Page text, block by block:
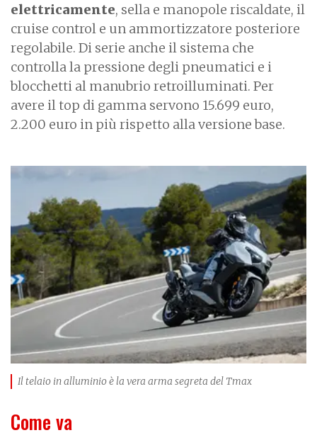
elettricamente, sella e manopole riscaldate, il
cruise control e un ammortizzatore posteriore
regolabile. Di serie anche il sistema che
controlla la pressione degli pneumatici e i
blocchetti al manubrio retroilluminati. Per
avere il top di gamma servono 15.699 euro,
2.200 euro in più rispetto alla versione base.
g
e
Il telaio in alluminio è la vera arma segreta del Tmax
Come va